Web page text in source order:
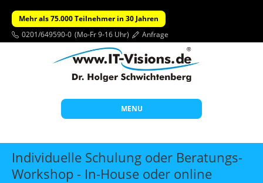
Mehr als 75.000 Teilnehmer in 30 Jahren
0201/649590-0 (Mo-Fr 9-16 Uhr) Anfrage
MENU
Start
Themen
Individuelle Schulung oder Beratungs-
Workshop - In-House oder online